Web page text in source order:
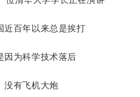
近百年以来总是挨打
因为科学技术落后
没有飞机大炮